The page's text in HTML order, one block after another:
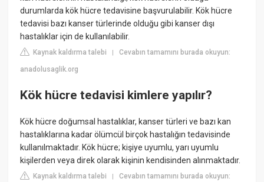
durumlarda kök hücre tedavisine başvurulabilir. Kök hücre
tedavisi bazı kanser türlerinde olduğu gibi kanser dışı
hastalıklar için de kullanılabilir.
Kaynak kaldırma talebi |Cevabın tamamını burada okuyun:
anadolusaglik.org
Kök hücre tedavisi kimlere yapılır?
Kök hücre doğumsal hastalıklar, kanser türleri ve bazı kan
hastalıklarına kadar ölümcül birçok hastalığın tedavisinde
kullanılmaktadır. Kök hücre; kişiye uyumlu, yarı uyumlu
kişilerden veya direk olarak kişinin kendisinden alınmaktadır.
Kaynak kaldırma talebi |Cevabın tamamını burada okuyun: